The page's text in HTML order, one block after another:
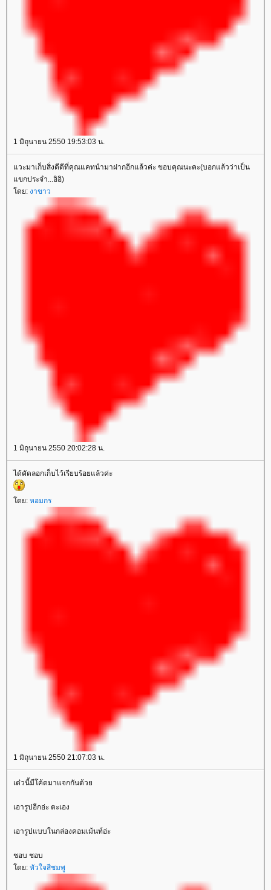
1 มิถุนายน 2550 19:53:03 น.
วะมาเก็บสิ่งดีดีที่คุณแคทนำมาฝากอีกแล้วค่ะ ขอบคุณนะคะ(บอกแล้วว่าเป็น
ขกประจำ...อิอิ)
ดย: งาขาว
1 มิถุนายน 2550 20:02:28 น.
ได้คัดลอกเก็บไว้เรียบร้อยแล้วค่ะ
ดย: หอมกร
1 มิถุนายน 2550 21:07:03 น.
เด๋วนี้มีโค้ดมาแจกกันด้ว
เอารูปอีกอ่ะ ตะเอง
เอารูปแบบในกล่องคอมเม้นท์อ่ะ
ชอบ ชอบ
ดย: หัวใจสีชมพู